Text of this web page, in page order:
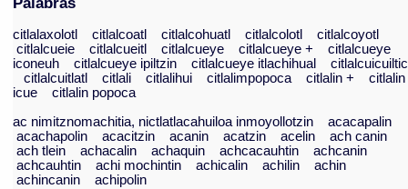
citlalaxolotl citlalcoatl citlalcohuatl citlalcolotl
citlalcoyotl
citlalcueie
citlalcueitl citlalcueye citlalcueye +
citlalcueye
iconeuh
citlalcueye ipiltzin citlalcueye itlachihual
citlalcuicuiltic
citlalcuitlatl
citlali citlalihui citlalimpopoca citlalin +
citlalin
icue
citlalin popoca
ac nimitznomachitia, nictlatlacahuiloa inmoyollotzin
acacapalin
acachapolin
acacitzin acanin acatzin acelin
ach canin
ach tlein
achacalin achaquin achcacauhtin
achcanin
achcauhtin
achi mochintin achicalin achilin
achin
achincanin
achipolin